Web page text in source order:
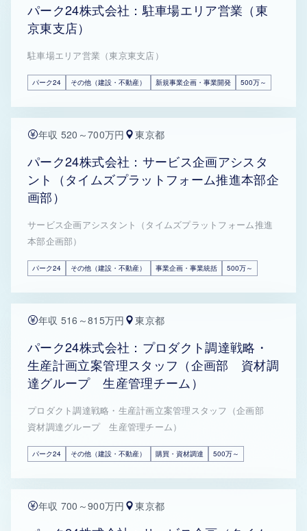
パーク24株式会社：駐車場エリア営業（東
京東支店）
駐車場エリア営業（東京東支店）
パーク24 その他（建設・不動産） 新規事業企画・事業開発 500万～
年収 520～700万円 東京都
パーク24株式会社：サービス企画アシスタ
ント（タイムズプラットフォーム推進本部企
画部）
サービス企画アシスタント（タイムズプラットフォーム推進
本部企画部）
パーク24 その他（建設・不動産） 事業企画・事業統括 500万～
年収 516～815万円 東京都
パーク24株式会社：プロダクト調達戦略・
生産計画立案管理スタッフ（企画部 資材調
達グループ 生産管理チーム）
プロダクト調達戦略・生産計画立案管理スタッフ（企画部
資材調達グループ 生産管理チーム）
パーク24 その他（建設・不動産） 購買・資材調達 500万～
年収 700～900万円 東京都